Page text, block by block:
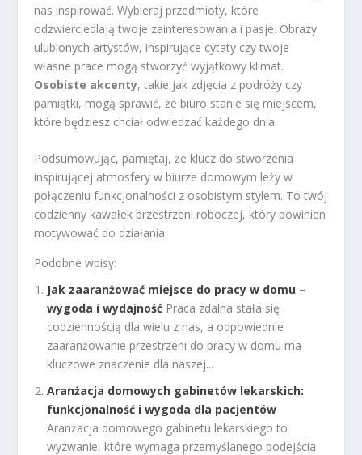
nas inspirować. Wybieraj przedmioty, które
odzwierciedlają twoje zainteresowania i pasje. Obrazy
ulubionych artystów, inspirujące cytaty czy twoje
własne prace mogą stworzyć wyjątkowy klimat.
Osobiste akcenty, takie jak zdjęcia z podróży czy
pamiątki, mogą sprawić, że biuro stanie się miejscem,
które będziesz chciał odwiedzać każdego dnia.
Podsumowując, pamiętaj, że klucz do stworzenia
inspirującej atmosfery w biurze domowym leży w
połączeniu funkcjonalności z osobistym stylem. To twój
codzienny kawałek przestrzeni roboczej, który powinien
motywować do działania.
Podobne wpisy:
Jak zaaranżować miejsce do pracy w domu –
wygoda i wydajność Praca zdalna stała się
codziennością dla wielu z nas, a odpowiednie
zaaranżowanie przestrzeni do pracy w domu ma
kluczowe znaczenie dla naszej...
Aranżacja domowych gabinetów lekarskich:
funkcjonalność i wygoda dla pacjentów
Aranżacja domowego gabinetu lekarskiego to
wyzwanie, które wymaga przemyślanego podejścia